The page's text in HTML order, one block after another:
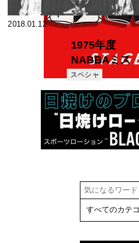
2018.01.12
1975年度
NABBAミス
ター・ブリテ
ン・コンテス
ト イアン・ロ
ーレンスが圧
スペシャ